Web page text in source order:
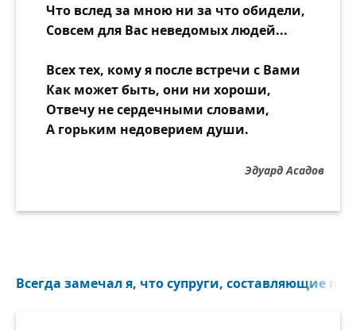
Что вслед за мною ни за что обидели,
Совсем для Вас неведомых людей...
Всех тех, кому я после встречи с Вами
Как может быть, они ни хороши,
Отвечу не сердечными словами,
А горьким недоверием души.
Эдуард Асадов
Всегда замечал я, что супруги, составляющие